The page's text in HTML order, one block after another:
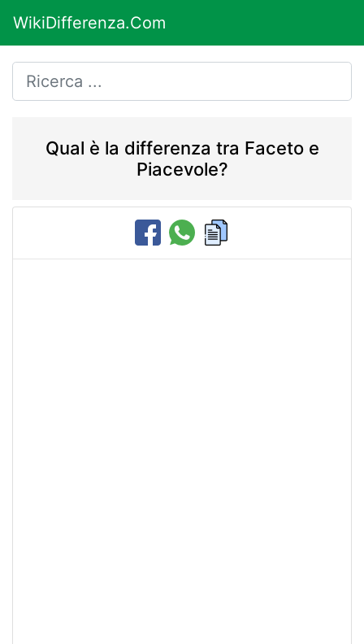
WikiDifferenza.Com
Qual è la differenza tra Faceto e
Piacevole?